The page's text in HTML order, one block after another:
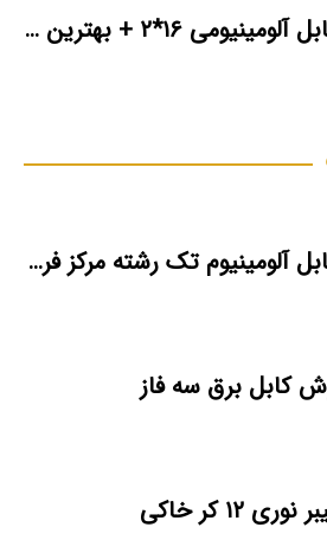
قیمت کابل آلومینیومی ۱۶*۲ + بهترین برند بازار + اطلاعات فنی
قیمت کابل آلومینیوم تک رشته مرکز فروش
کابل برق سه فاز
۱۲ کر خاکی